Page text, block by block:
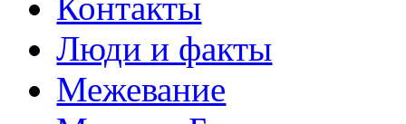
Контакты
Люди и факты
Межевание